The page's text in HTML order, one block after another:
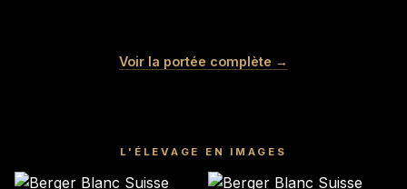
Femelle · blanche
Mâle · blanche
LITCHI
Voir la portée complète →
L'ÉLEVAGE EN IMAGES